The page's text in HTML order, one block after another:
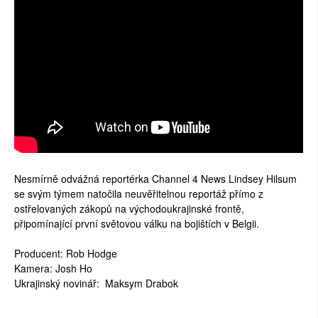
Nesmírně odvážná reportérka Channel 4 News Lindsey Hilsum
se svým týmem natočila neuvěřitelnou reportáž přímo z
ostřelovaných zákopů na východoukrajinské frontě,
připomínající první světovou válku na bojištích v Belgii.
Producent: Rob Hodge
Kamera: Josh Ho
Ukrajinský novinář: Maksym Drabok